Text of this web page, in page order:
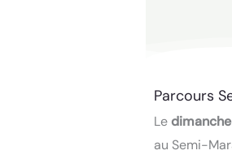
Parcours
Le
au Semi-